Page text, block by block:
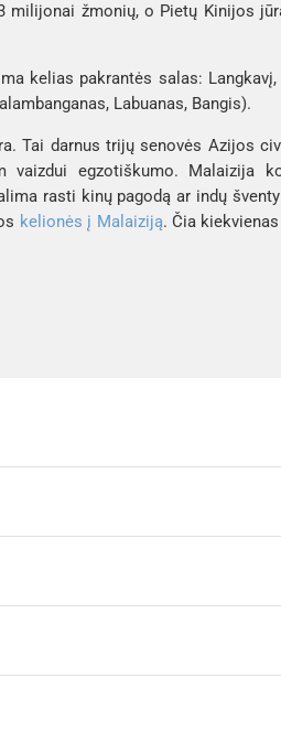
milijonai žmonių, o Pietų Kinijos
kelias pakrantės salas:
Labuanas, Bangis).
Tai darnus trijų senovės Azijos
egzotiškumo. Malaizija
rasti kinų pagodą ar indų
kelionės į Malaiziją. Čia